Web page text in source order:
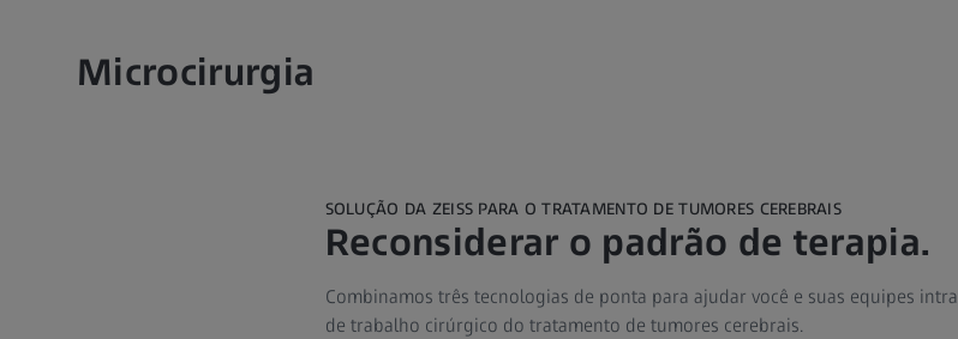
Microcirurgia
SOLUÇÃO DA ZEISS PARA O TRATAMENTO DE TUMORES CEREBRAIS
Reconsiderar o padrão de terapia.
Combinamos três tecnologias de ponta para ajudar você e suas equipes
de trabalho cirúrgico do tratamento de tumores cerebrais.